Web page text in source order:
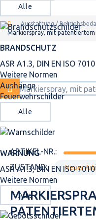
Alle
BRANDSCHUTZ
ASR A1.3, DIN EN ISO 7010
Weitere Normen
Aushänge
Feuerwehrschilder
Alle
WARNUNG
ASR A1.3, DIN EN ISO 7010
Weitere Normen
Alle
Ausstattung /
Markierspray, mit patentiertem
ARTIKEL-NR.:
ZUSTAND:
Neuer